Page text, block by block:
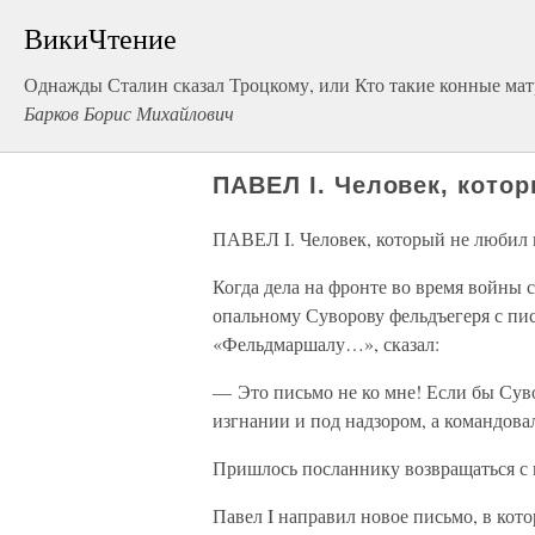
ВикиЧтение
Однажды Сталин сказал Троцкому, или Кто такие конные
Барков Борис Михайлович
ПАВЕЛ I. Человек,
ПАВЕЛ I. Человек, который не любил
Когда дела на фронте во время войны
опальному Суворову фельдъегеря с
«Фельдмаршалу…», сказал:
— Это письмо не ко мне! Если бы
изгнании и под надзором, а
Пришлось посланнику возвращаться
Павел I направил новое письмо, в